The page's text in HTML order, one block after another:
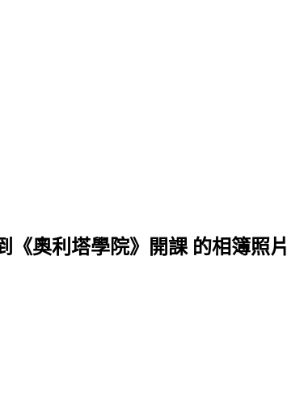
《奧利塔學院》開課 的相簿照片